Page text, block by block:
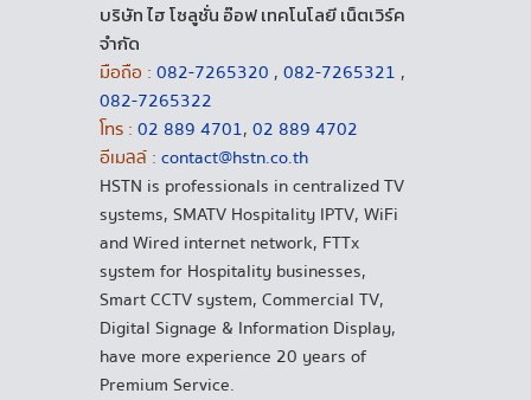
บริษัท ไฮ โซลูชั่น อ๊อฟ เทคโนโลยี เน็ตเวิร์ค
จำกัด
มือถือ : 082-7265320 , 082-7265321 ,
082-7265322
โทร : 02 889 4701, 02 889 4702
อีเมลล์ : contact@hstn.co.th
HSTN is professionals in centralized TV
systems, SMATV Hospitality IPTV, WiFi
and Wired internet network, FTTx
system for Hospitality businesses,
Smart CCTV system, Commercial TV,
Digital Signage & Information Display,
have more experience 20 years of
Premium Service.